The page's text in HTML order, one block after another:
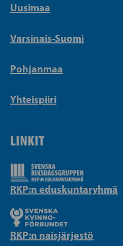
Uusimaa
Varsinais-Suomi
Pohjanmaa
Yhteispiiri
LINKIT
RKP:n eduskuntaryhmä
RKP:n naisjärjestö